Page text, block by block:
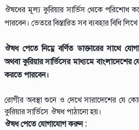
ঔষধের মূল্য কুরিয়ার সার্ভিস থেকে পরিশোধ
পারবেন। ভেতরে বিস্তারিত সব ব্যবহার বিধি
ঔষধ পেতে নিম্নে বর্ণিত ডাক্তারের সাথে
অথবা কুরিয়ার সার্ভিসের মাধ্যমে
করতে পারবেন।
রোগীর অবস্থা শুনে ও দেখে সারাদেশের যে
কুরিয়ার সার্ভিসে ঔষধ পাঠানো হয়।
ঔষধ পেতে যোগাযোগ করুন :